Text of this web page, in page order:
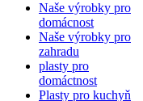
Naše výrobky pro
domácnost
Naše výrobky pro
zahradu
plasty pro
domáctnost
Plasty pro kuchyň